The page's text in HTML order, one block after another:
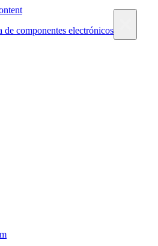
componentes electrónicos